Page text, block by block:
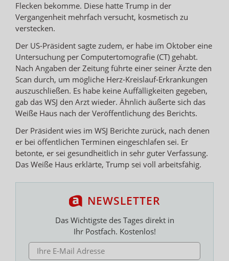
Flecken bekomme. Diese hatte Trump in der
Vergangenheit mehrfach versucht, kosmetisch zu
verstecken.
Der US-Präsident sagte zudem, er habe im Oktober eine
Untersuchung per Computertomografie (CT) gehabt.
Nach Angaben der Zeitung führte einer seiner Ärzte den
Scan durch, um mögliche Herz-Kreislauf-Erkrankungen
auszuschließen. Es habe keine Auffälligkeiten gegeben,
gab das WSJ den Arzt wieder. Ähnlich äußerte sich das
Weiße Haus nach der Veröffentlichung des Berichts.
Der Präsident wies im WSJ Berichte zurück, nach denen
er bei öffentlichen Terminen eingeschlafen sei. Er
betonte, er sei gesundheitlich in sehr guter Verfassung.
Das Weiße Haus erklärte, Trump sei voll arbeitsfähig.
NEWSLETTER
Das Wichtigste des Tages direkt in
Ihr Postfach. Kostenlos!
E-MAIL ADRESSE